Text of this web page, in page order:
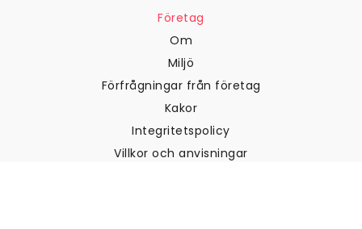
Företag
Om
Miljö
Förfrågningar från företag
Kakor
Integritetspolicy
Villkor och anvisningar